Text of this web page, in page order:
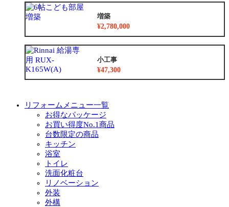
増築
¥2,780,000
小工事
¥47,300
リフォームメニュー一覧
お得なパッケージ
お買い得度No.1商品
台数限定の商品
キッチン
浴室
トイレ
洗面化粧台
リノベーション
外装
外構